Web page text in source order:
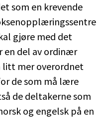
som en krevende
gjøre med det
en del av ordinær
litt mer overordnet
de som må lære
de deltakerne som
og engelsk på en